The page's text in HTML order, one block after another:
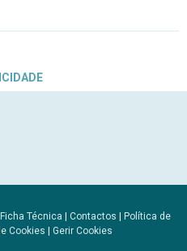
Ficha Técnica | Contactos | Política de
Cookies | Gerir Cookies